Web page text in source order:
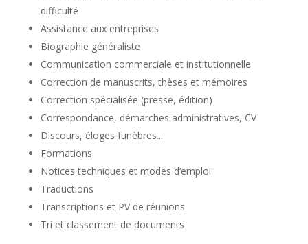
difficulté
Assistance aux entreprises
Biographie généraliste
Communication commerciale et institutionnelle
Correction de manuscrits, thèses et mémoires
Correction spécialisée (presse, édition)
Correspondance, démarches administratives, CV
Discours, éloges funèbres...
Formations
Notices techniques et modes d’emploi
Traductions
Transcriptions et PV de réunions
Tri et classement de documents